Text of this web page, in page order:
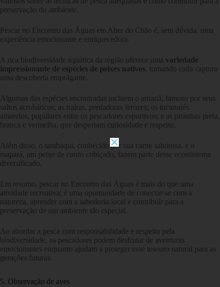
preservação do ambiente.
Pescar no Encontro das Águas em Alter do Chão é, sem dúvida, uma
experiência emocionante e enriquecedora.
A rica biodiversidade aquática da região oferece uma variedade
impressionante de espécies de peixes nativos , tornando cada captura
uma descoberta empolgante.
Algumas das espécies encontradas incluem o aruanã, famoso por seus
saltos acrobáticos; as traíras, predadoras ferozes; os tucunarés
amarelos, populares entre os pescadores esportivos; e as piranhas preta,
branca e vermelha, que despertam curiosidade e respeito.
Além disso, o tambaqui, conhecido por sua carne saborosa, e o
mapará, um peixe de couro cobiçado, fazem parte desse ecossistema
diversificado.
Em resumo, pescar no Encontro das Águas é mais do que uma
atividade recreativa; é uma oportunidade de conectar-se com a
natureza, aprender com a sabedoria local e contribuir para a
preservação de um ambiente tão especial.
Ao abordar a pesca com responsabilidade e respeito pela
biodiversidade, os pescadores podem desfrutar de aventuras
emocionantes enquanto ajudam a proteger esse tesouro natural para as
gerações futuras.
5. Observação de aves